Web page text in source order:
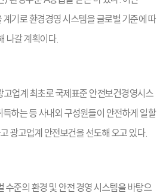
기로 환경경영 시스템을 글로벌 기준에 따
나갈 계획이다.
업계 최초로 국제표준 안전보건경영시스
하는 등 사내외 구성원들이 안전하게 일할
광고업계 안전보건을 선도해 오고 있다.
수준의 환경 및 안전 경영 시스템을 바탕으